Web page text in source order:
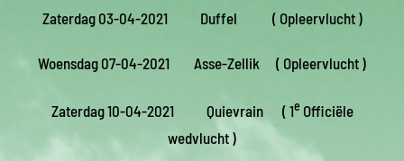
Zaterdag 03-04-2021 Duffel ( Opleervlucht )
Woensdag 07-04-2021 Asse-Zellik ( Opleervlucht )
Zaterdag 10-04-2021 Quievrain ( 1eOfficiële
wedvlucht )